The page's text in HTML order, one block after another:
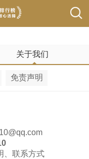
关于我们
免责声明
、联系方式